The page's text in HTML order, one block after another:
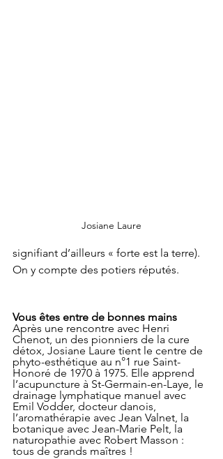
Josiane Laure
signifiant d’ailleurs « forte est la terre).
On y compte des potiers réputés.
Vous êtes entre de bonnes mains
Après une rencontre avec Henri
Chenot, un des pionniers de la cure
détox, Josiane Laure tient le centre de
phyto-esthétique au n°1 rue Saint-
Honoré de 1970 à 1975. Elle apprend
l’acupuncture à St-Germain-en-Laye, le
drainage lymphatique manuel avec
Emil Vodder, docteur danois,
l’aromathérapie avec Jean Valnet, la
botanique avec Jean-Marie Pelt, la
naturopathie avec Robert Masson :
tous de grands maîtres !